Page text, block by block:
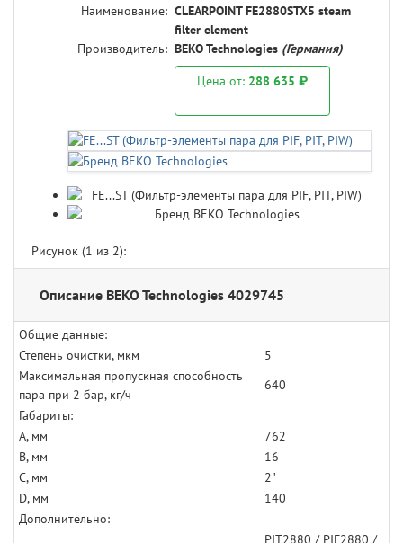
Наименование: CLEARPOINT FE2880STX5 steam
filter element
Производитель: BEKO Technologies (Германия)
Цена от: 288 635 ₽
Рисунок (1 из 2):
Описание BEKO Technologies 4029745
Общие данные:
Степень очистки, мкм
5
Максимальная пропускная способность
пара при 2 бар, кг/ч
640
Габариты:
A, мм
762
B, мм
16
C, мм
2"
D, мм
140
Дополнительно:
PIT2880 / PIF2880 /